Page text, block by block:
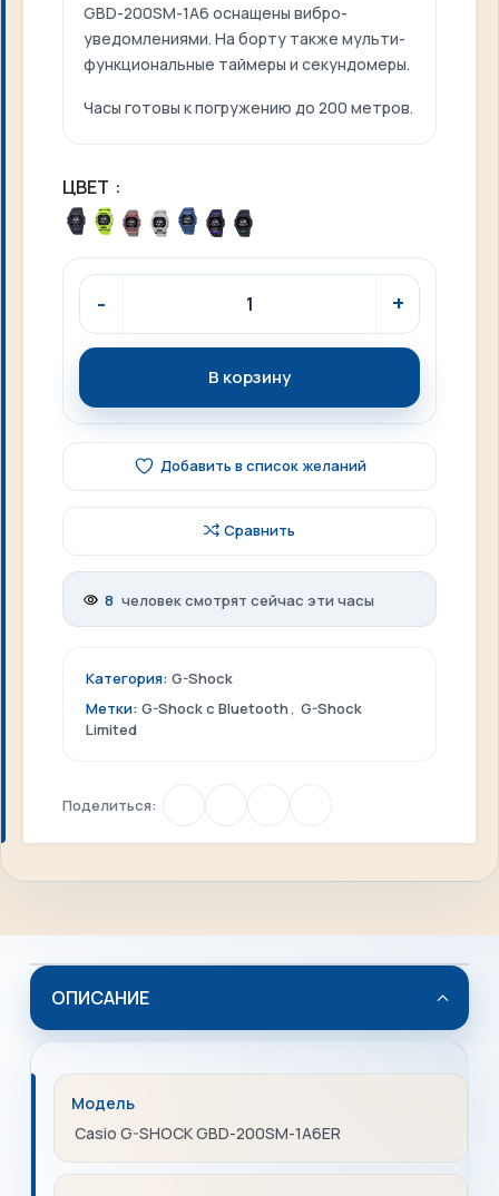
GBD-200SM-1A6 оснащены вибро-
уведомлениями. На борту также мульти-
функциональные таймеры и секундомеры.
Часы готовы к погружению до 200 метров.
ЦВЕТ
В корзину
Добавить в список желаний
Сравнить
8 человек смотрят сейчас эти часы
Категория: G-Shock
Метки: G-Shock c Bluetooth, G-Shock
Limited
Поделиться:
ОПИСАНИЕ
Модель
Casio G-SHOCK GBD-200SM-1A6ER